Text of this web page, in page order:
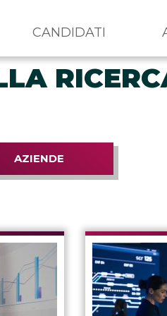
CANDIDATI
AZIENDE